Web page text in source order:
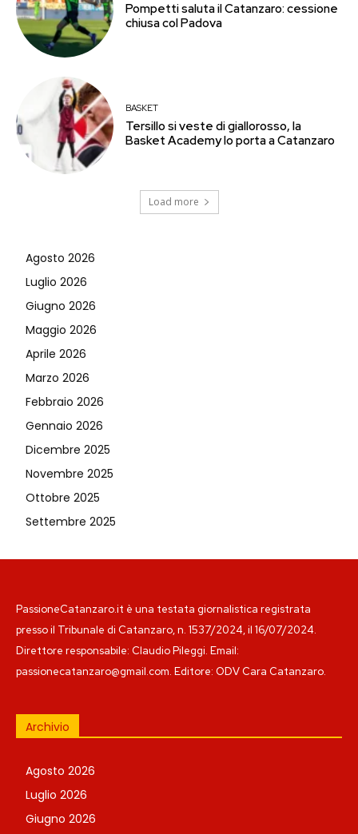
Pompetti saluta il Catanzaro: cessione
chiusa col Padova
BASKET
Tersillo si veste di giallorosso, la
Basket Academy lo porta a Catanzaro
Load more
Agosto 2026
Luglio 2026
Giugno 2026
Maggio 2026
Aprile 2026
Marzo 2026
Febbraio 2026
Gennaio 2026
Dicembre 2025
Novembre 2025
Ottobre 2025
Settembre 2025
PassioneCatanzaro.it è una testata giornalistica registrata
presso il Tribunale di Catanzaro, n. 1537/2024, il 16/07/2024.
Direttore responsabile: Claudio Pileggi. Email:
passionecatanzaro@gmail.com. Editore: ODV Cara Catanzaro.
Archivio
Agosto 2026
Luglio 2026
Giugno 2026